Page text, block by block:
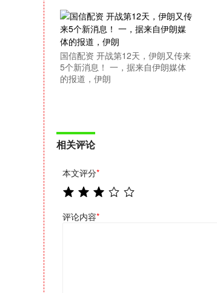
国信配资 开战第12天，伊朗又传来
5个新消息！ 一，据来自伊朗媒体
的报道，伊朗
相关评论
本文评分*
评论内容*